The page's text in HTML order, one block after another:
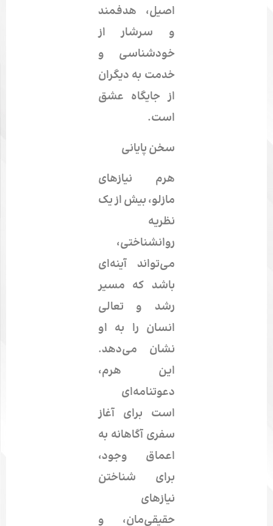
اصیل، هدفمند
و سرشار از
خودشناسی و
خدمت به دیگران
از جایگاه عشق
است.
سخن پایانی
هرم نیازهای
مازلو، بیش از یک
نظریه
روانشناختی،
می‌تواند آینه‌ای
باشد که مسیر
رشد و تعالی
انسان را به او
نشان می‌دهد.
این هرم،
دعوتنامه‌ای
است برای آغاز
سفری آگاهانه به
اعماق وجود،
برای شناختن
نیازهای
حقیقی‌مان، و